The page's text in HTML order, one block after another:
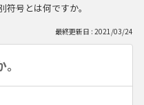
符号とは何ですか。
最終更新日 : 2021/03/24